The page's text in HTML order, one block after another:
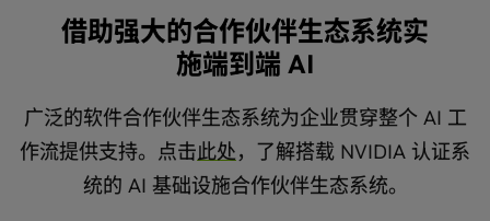
借助强大的合作伙伴生态系统实
施端到端 AI
广泛的软件合作伙伴生态系统为企业贯穿整个 AI 工
作流提供支持。点击此处，了解搭载 NVIDIA 认证系
统的 AI 基础设施合作伙伴生态系统。